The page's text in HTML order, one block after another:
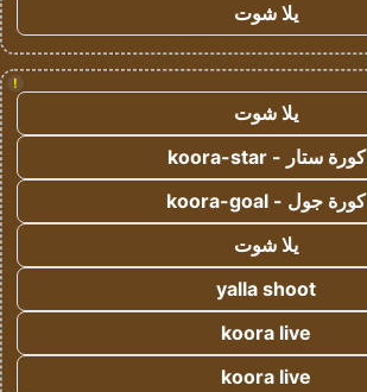
يلا شوت
!
يلا شوت
كورة ستار - koora-star
كورة جول - koora-goal
يلا شوت
yalla shoot
koora live
koora live